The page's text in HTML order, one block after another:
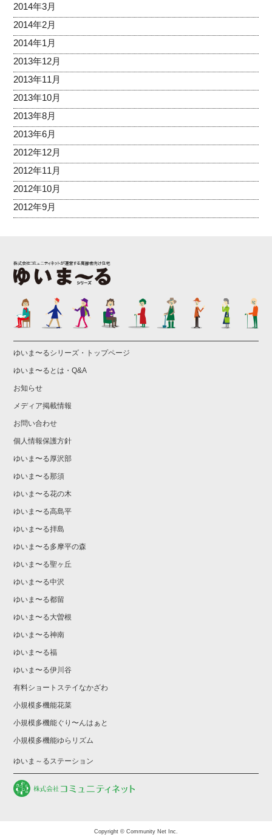
2014年3月
2014年2月
2014年1月
2013年12月
2013年11月
2013年10月
2013年8月
2013年6月
2012年12月
2012年11月
2012年10月
2012年9月
ゆいま〜るシリーズ・トップページ
ゆいま〜るとは・Q&A
お知らせ
メディア掲載情報
お問い合わせ
個人情報保護方針
ゆいま〜る厚沢部
ゆいま〜る那須
ゆいま〜る花の木
ゆいま〜る高島平
ゆいま〜る拝島
ゆいま〜る多摩平の森
ゆいま〜る聖ヶ丘
ゆいま〜る中沢
ゆいま〜る都留
ゆいま〜る大曽根
ゆいま〜る神南
ゆいま〜る福
ゆいま〜る伊川谷
有料ショートステイなかざわ
小規模多機能花菜
小規模多機能ぐり〜んはぁと
小規模多機能ゆらリズム
ゆいま～るステーション
Copyright © Community Net Inc.